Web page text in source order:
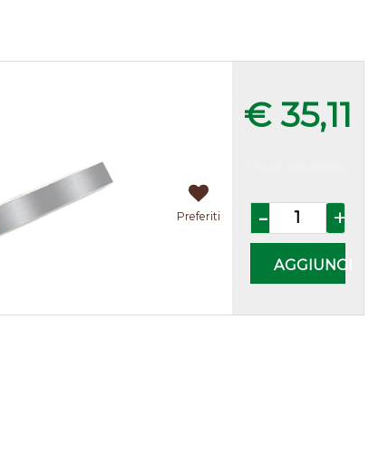
Preferiti
€ 35,11
Quantità
AGGIUNGI